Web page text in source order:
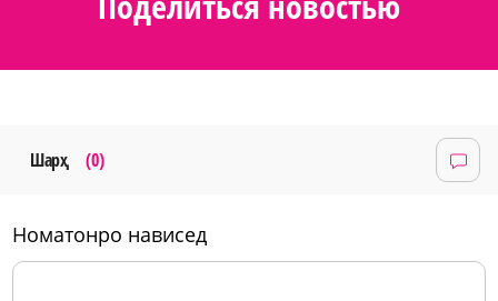
Шарҳ (0)
номатонро нависед